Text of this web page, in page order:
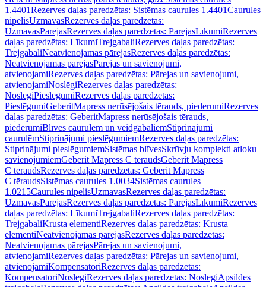
1.4401Rezerves daļas paredzētas: Sistēmas caurules 1.4401Caurules
nipelisUzmavasRezerves daļas paredzētas:
UzmavasPārejasRezerves daļas paredzētas: PārejasLīkumiRezerves
daļas paredzētas: LīkumiTrejgabaliRezerves daļas paredzētas:
TrejgabaliNeatvienojamas pārejasRezerves daļas paredzētas:
Neatvienojamas pārejasPārejas un savienojumi,
atvienojamiRezerves daļas paredzētas: Pārejas un savienojumi,
atvienojamiNoslēgiRezerves daļas paredzētas:
NoslēgiPieslēgumiRezerves daļas paredzētas:
PieslēgumiGeberitMapress nerūsējošais tērauds, piederumiRezerves
daļas paredzētas: GeberitMapress nerūsējošais tērauds,
piederumiBlīves caurulēm un veidgabaliemStiprinājumi
caurulēmStiprinājumi pieslēgumiemRezerves daļas paredzētas:
Stiprinājumi pieslēgumiemSistēmas blīvesSkrūvju komplekti atloku
savienojumiemGeberit Mapress C tēraudsGeberit Mapress
C tēraudsRezerves daļas paredzētas: Geberit Mapress
C tēraudsSistēmas caurules 1.0034Sistēmas caurules
1.0215Caurules nipelisUzmavasRezerves daļas paredzētas:
UzmavasPārejasRezerves daļas paredzētas: PārejasLīkumiRezerves
daļas paredzētas: LīkumiTrejgabaliRezerves daļas paredzētas:
TrejgabaliKrusta elementiRezerves daļas paredzētas: Krusta
elementiNeatvienojamas pārejasRezerves daļas paredzētas:
Neatvienojamas pārejasPārejas un savienojumi,
atvienojamiRezerves daļas paredzētas: Pārejas un savienojumi,
atvienojamiKompensatoriRezerves daļas paredzētas:
KompensatoriNoslēgiRezerves daļas paredzētas: NoslēgiApsildes